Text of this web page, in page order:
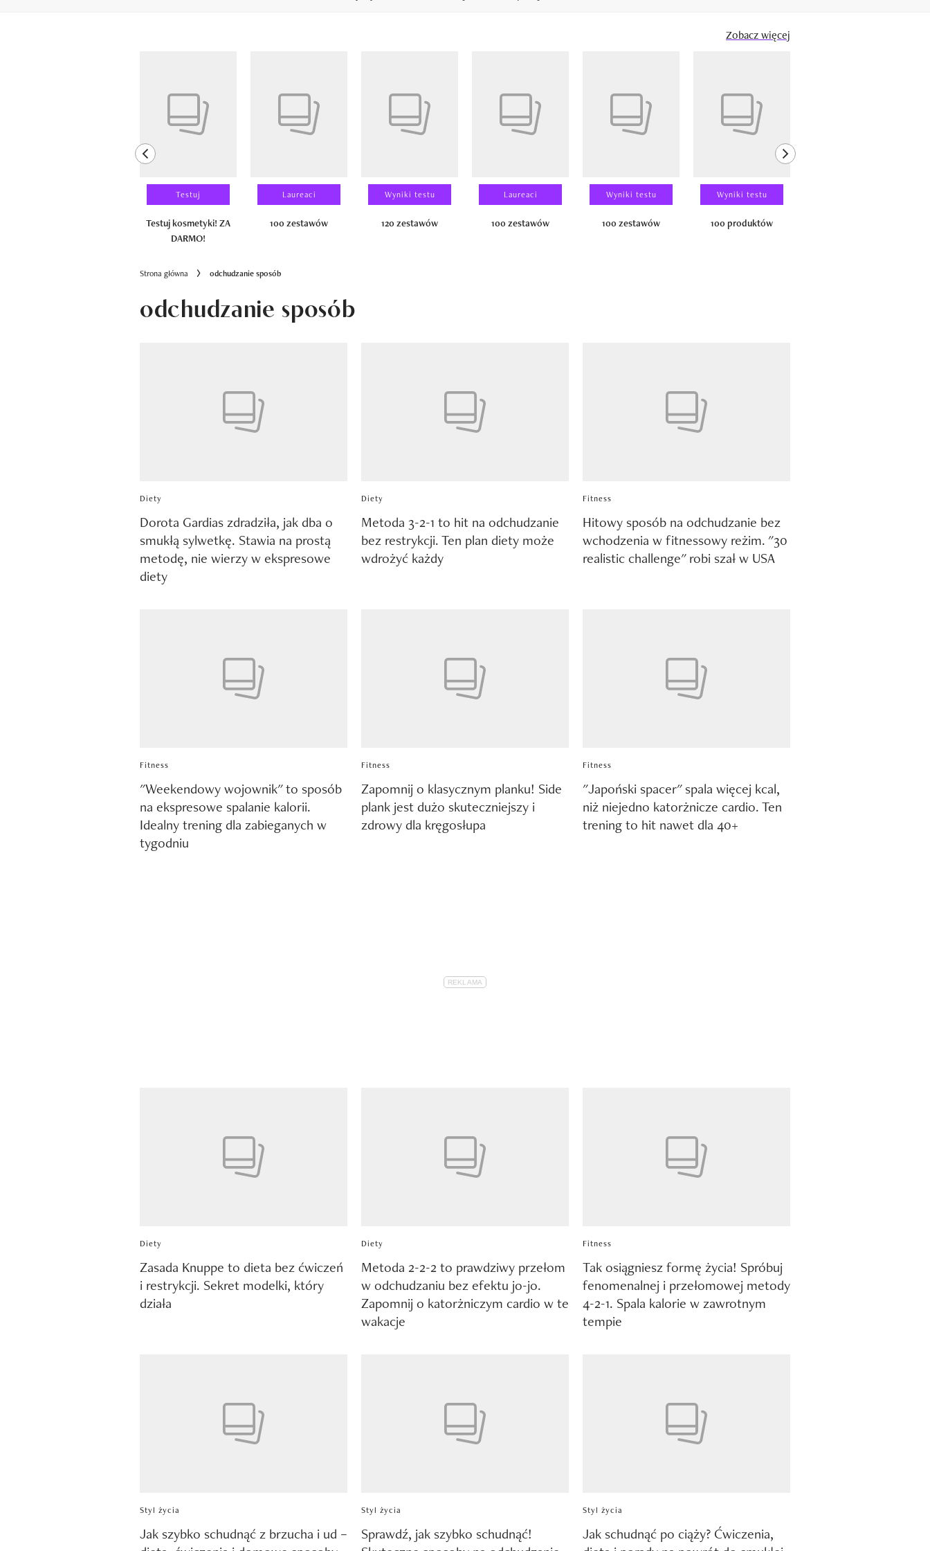
Zobacz więcej
previous element
Testuj
Testuj kosmetyki! ZA
DARMO!
Laureaci
100 zestawów
Wyniki testu
120 zestawów
Laureaci
100 zestawów
Wyniki testu
100 zestawów
Wyniki testu
100 produktów
next element
Strona główna odchudzanie sposób
odchudzanie sposób
Diety
Dorota Gardias zdradziła, jak dba o
smukłą sylwetkę. Stawia na prostą
metodę, nie wierzy w ekspresowe
diety
Diety
Metoda 3-2-1 to hit na odchudzanie
bez restrykcji. Ten plan diety może
wdrożyć każdy
Fitness
Hitowy sposób na odchudzanie bez
wchodzenia w fitnessowy reżim. "30
realistic challenge" robi szał w USA
Fitness
"Weekendowy wojownik" to sposób
na ekspresowe spalanie kalorii.
Idealny trening dla zabieganych w
tygodniu
Fitness
Zapomnij o klasycznym planku! Side
plank jest dużo skuteczniejszy i
zdrowy dla kręgosłupa
Fitness
"Japoński spacer" spala więcej kcal,
niż niejedno katorżnicze cardio. Ten
trening to hit nawet dla 40+
Diety
Zasada Knuppe to dieta bez ćwiczeń
i restrykcji. Sekret modelki, który
działa
Diety
Metoda 2-2-2 to prawdziwy przełom
w odchudzaniu bez efektu jo-jo.
Zapomnij o katorżniczym cardio w te
wakacje
Fitness
Tak osiągniesz formę życia! Spróbuj
fenomenalnej i przełomowej metody
4-2-1. Spala kalorie w zawrotnym
tempie
Styl życia
Jak szybko schudnąć z brzucha i ud –
Styl życia
Sprawdź, jak szybko schudnąć!
Styl życia
Jak schudnąć po ciąży? Ćwiczenia,